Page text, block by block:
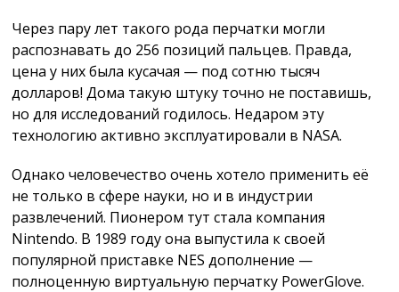
Через пару лет такого рода перчатки могли
распознавать до 256 позиций пальцев. Правда,
цена у них была кусачая — под сотню тысяч
долларов! Дома такую штуку точно не поставишь,
но для исследований годилось. Недаром эту
технологию активно эксплуатировали в NASA.
Однако человечество очень хотело применить её
не только в сфере науки, но и в индустрии
развлечений. Пионером тут стала компания
Nintendo. В 1989 году она выпустила к своей
популярной приставке NES дополнение —
полноценную виртуальную перчатку PowerGlove.